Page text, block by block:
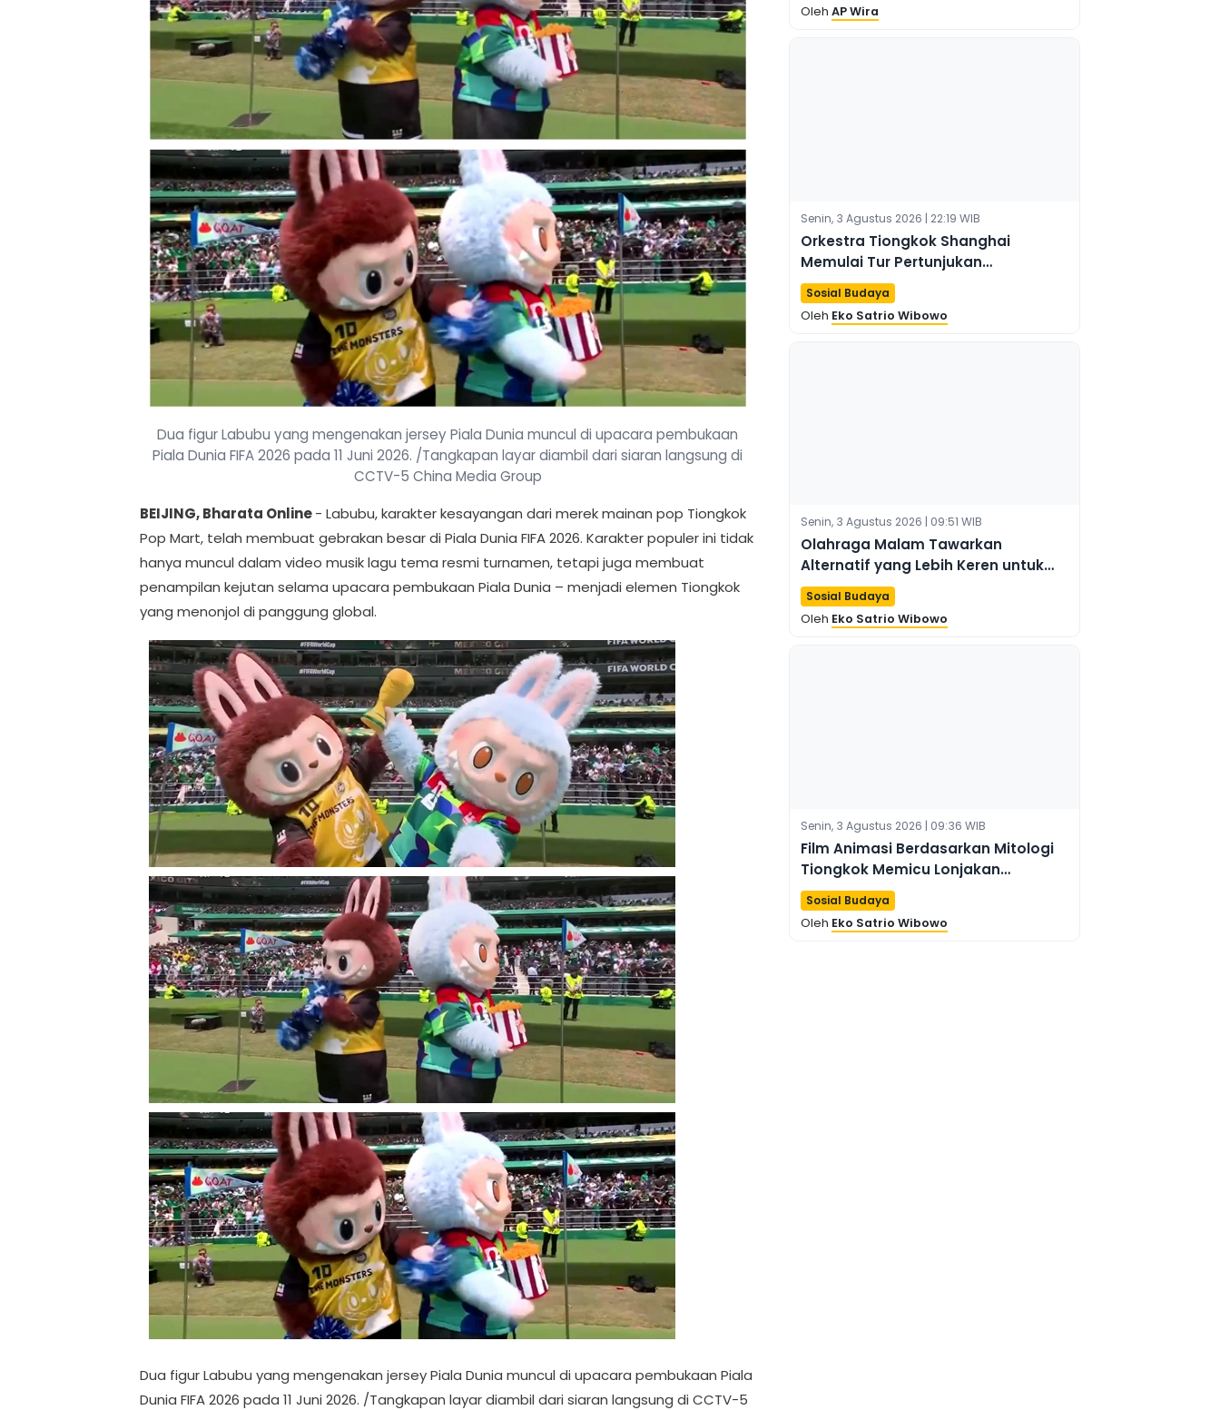
Dua figur Labubu yang mengenakan jersey Piala Dunia muncul di upacara pembukaan
Piala Dunia FIFA 2026 pada 11 Juni 2026. /Tangkapan layar diambil dari siaran langsung di
CCTV-5 China Media Group
BEIJING, Bharata Online- Labubu, karakter kesayangan dari merek mainan pop Tiongkok
Pop Mart, telah membuat gebrakan besar di Piala Dunia FIFA 2026. Karakter populer ini tidak
hanya muncul dalam video musik lagu tema resmi turnamen, tetapi juga membuat
penampilan kejutan selama upacara pembukaan Piala Dunia – menjadi elemen Tiongkok
yang menonjol di panggung global.
Dua figur Labubu yang mengenakan jersey Piala Dunia muncul di upacara pembukaan Piala
Dunia FIFA 2026 pada 11 Juni 2026. /Tangkapan layar diambil dari siaran langsung di CCTV-5
Oleh AP Wira
Senin, 3 Agustus 2026 | 22:19 WIB
Orkestra Tiongkok Shanghai
Memulai Tur Pertunjukan
Pertamanya di Brasil
Sosial Budaya
Oleh Eko Satrio Wibowo
Senin, 3 Agustus 2026 | 09:51 WIB
Olahraga Malam Tawarkan
Alternatif yang Lebih Keren untuk
Hiburan Perkotaan di Chengdu
Sosial Budaya
Oleh Eko Satrio Wibowo
Senin, 3 Agustus 2026 | 09:36 WIB
Film Animasi Berdasarkan Mitologi
Tiongkok Memicu Lonjakan
Pariwisata di Shanxi
Sosial Budaya
Oleh Eko Satrio Wibowo